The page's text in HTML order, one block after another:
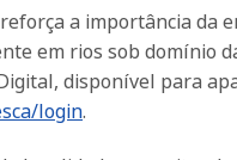
a importância da
em rios sob domínio
disponível para
login.